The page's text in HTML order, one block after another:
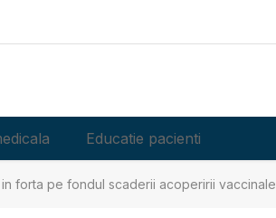
Educatie pacienti
forta pe fondul scaderii acoperirii vaccinale